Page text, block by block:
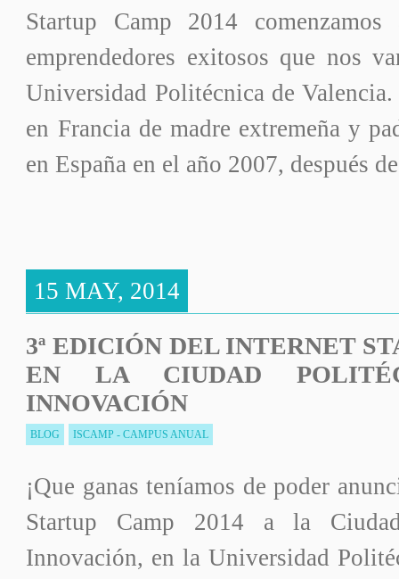
Startup Camp 2014
emprendedores exitosos que nos
Universidad Politécnica de
en Francia de madre extremeña y
en España en el año 2007, después
15 MAY, 2014
3ª EDICIÓN DEL INTERNET
EN LA CIUDAD
INNOVACIÓN
BLOG ISCAMP - CAMPUS ANUAL
¡Que ganas teníamos de poder
Startup Camp 2014 a la
Innovación, en la Universidad